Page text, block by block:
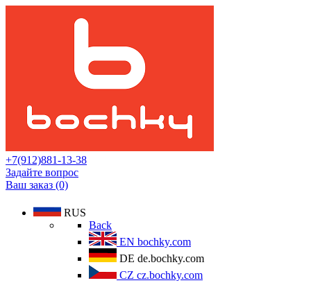
+7(912)881-13-38
Задайте вопрос
Ваш заказ (0)
RUS
Back
EN bochky.com
DE de.bochky.com
CZ cz.bochky.com